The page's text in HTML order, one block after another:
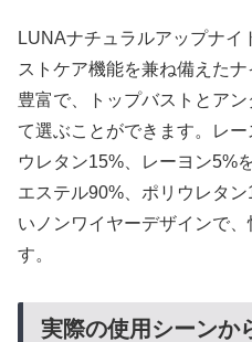
LUNAナチュラルアップナ
ストケア機能を兼ね備えた
豊富で、トップバストとア
て選ぶことができます。レ
ウレタン15%、レーヨン5%
エステル90%、ポリウレタ
いノンワイヤーデザインで
す。
実際の使用シーンか